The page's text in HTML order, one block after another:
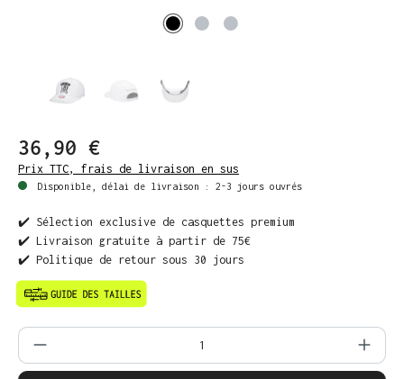
36,90 €
Prix TTC, frais de livraison en sus
Disponible, délai de livraison : 2-3 jours ouvrés
✔️ Sélection exclusive de casquettes premium
✔️ Livraison gratuite à partir de 75€
✔️ Politique de retour sous 30 jours
Quantité de produit : Entrez la